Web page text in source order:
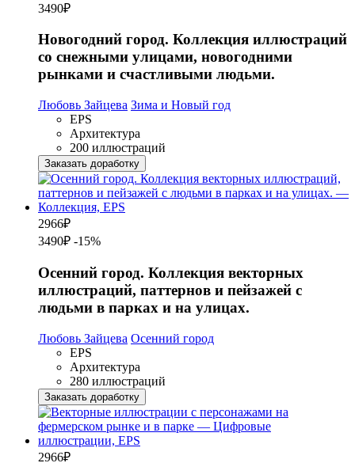
3490₽
Новогодний город. Коллекция иллюстраций
со снежными улицами, новогодними
рынками и счастливыми людьми.
Любовь Зайцева Зима и Новый год
EPS
Архитектура
200 иллюстраций
Заказать доработку
2966₽
3490₽ -15%
Осенний город. Коллекция векторных
иллюстраций, паттернов и пейзажей с
людьми в парках и на улицах.
Любовь Зайцева Осенний город
EPS
Архитектура
280 иллюстраций
Заказать доработку
2966₽